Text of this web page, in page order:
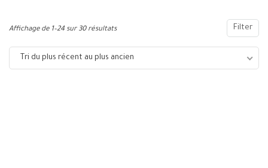
Filter
Affichage de 1–24 sur 30 résultats
Tri du plus récent au plus ancien